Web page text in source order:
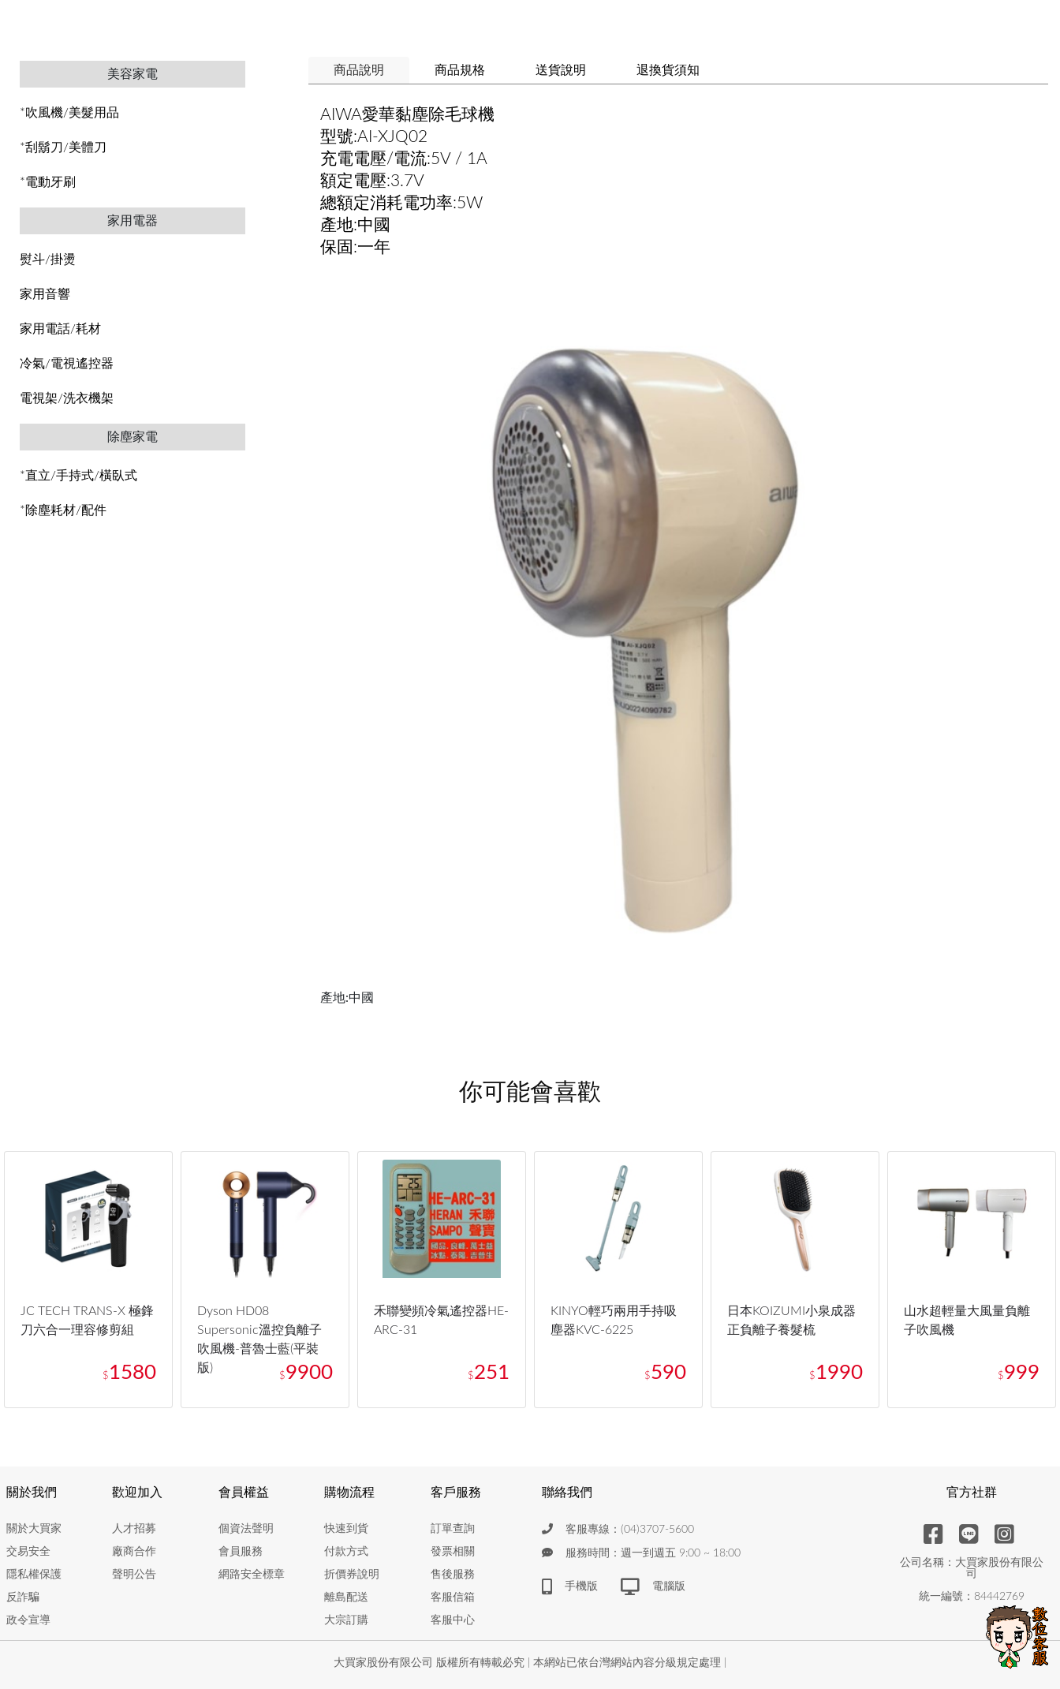
美容家電
*吹風機/美髮用品
*刮鬍刀/美體刀
*電動牙刷
家用電器
熨斗/掛燙
家用音響
家用電話/耗材
冷氣/電視遙控器
電視架/洗衣機架
除塵家電
*直立/手持式/橫臥式
*除塵耗材/配件
商品說明 商品規格 送貨說明 退換貨須知
AIWA愛華黏塵除毛球機
型號:AI-XJQ02
充電電壓/電流:5V / 1A
額定電壓:3.7V
總額定消耗電功率:5W
產地:中國
保固:一年
產地:中國
你可能會喜歡
JC TECH TRANS-X 極鋒
刀六合一理容修剪組
$ 1580
Dyson HD08
Supersonic溫控負離子
吹風機-普魯士藍(平裝
版)
$9900
禾聯變頻冷氣遙控器HE-
ARC-31
$251
KINYO輕巧兩用手持吸
塵器KVC-6225
$590
日本KOIZUMI小泉成器
正負離子養髮梳
$ 1990
山水超輕量大風量負離
子吹風機
$999
關於我們
關於大買家
交易安全
隱私權保護
反詐騙
政令宣導
歡迎加入
人才招募
廠商合作
聲明公告
會員權益
個資法聲明
會員服務
網路安全標章
購物流程
快速到貨
付款方式
折價券說明
離島配送
大宗訂購
客戶服務
訂單查詢
發票相關
售後服務
客服信箱
客服中心
聯絡我們
客服專線：(04)3707-5600
服務時間：週一到週五 9:00 ~ 18:00
手機版 電腦版
官方社群
公司名稱：大買家股份有限公
司
統一編號：84442769
大買家股份有限公司 版權所有轉載必究 | 本網站已依台灣網站內容分級規定處理 |